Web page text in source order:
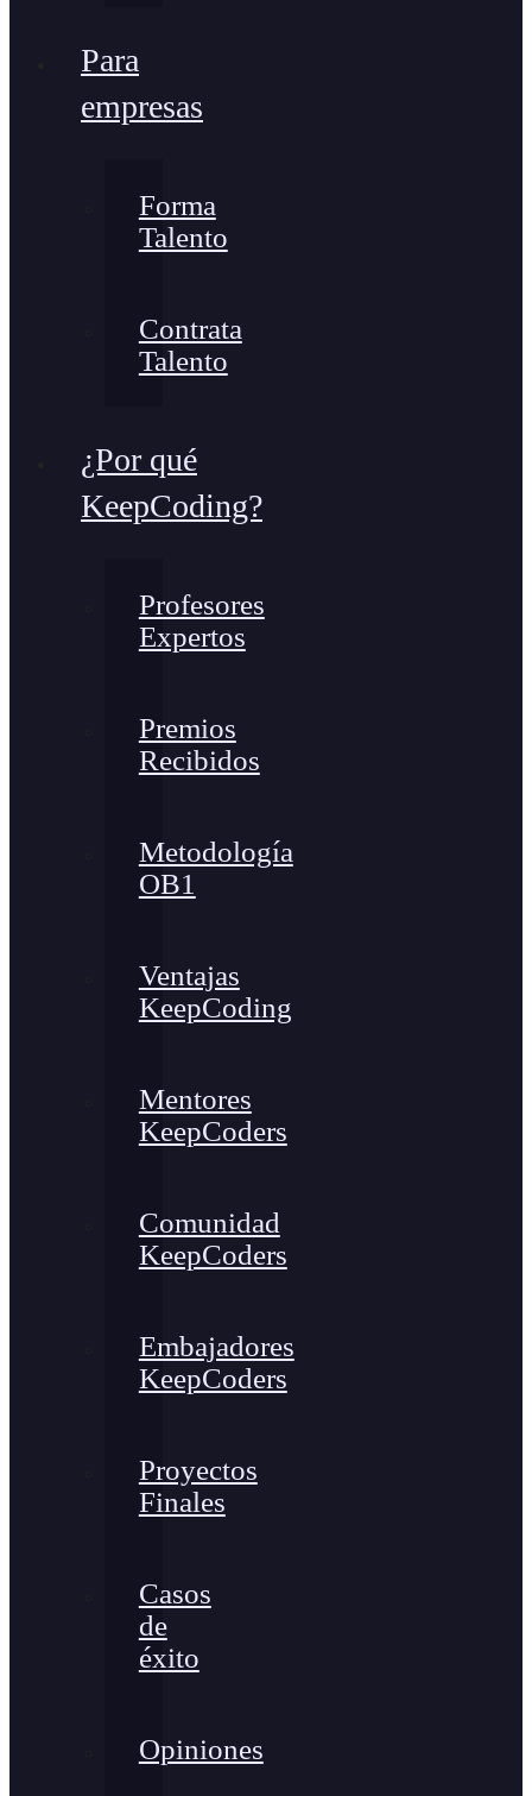
Para
empresas
Forma
Talento
Contrata
Talento
¿Por qué
KeepCoding?
Profesores
Expertos
Premios
Recibidos
Metodología
OB1
Ventajas
KeepCoding
Mentores
KeepCoders
Comunidad
KeepCoders
Embajadores
KeepCoders
Proyectos
Finales
Casos
de
éxito
Opiniones